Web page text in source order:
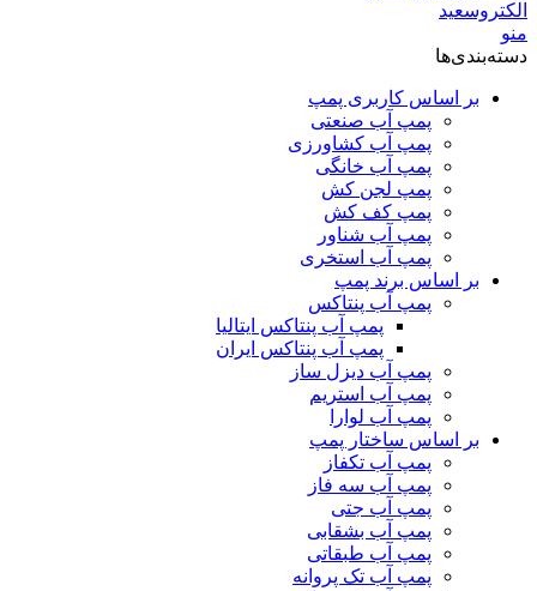
منو
دسته‌بندی‌ها
بر اساس کاربری پمپ
پمپ آب صنعتی
پمپ آب کشاورزی
پمپ آب خانگی
پمپ لجن کش
پمپ کف کش
پمپ آب شناور
پمپ آب استخری
بر اساس برند پمپ
پمپ آب پنتاکس
پمپ آب پنتاکس ایتالیا
پمپ آب پنتاکس ایران
پمپ آب دیزل ساز
پمپ آب استریم
پمپ آب لوارا
بر اساس ساختار پمپ
پمپ آب تکفاز
پمپ آب سه فاز
پمپ آب جتی
پمپ آب بشقابی
پمپ آب طبقاتی
پمپ آب تک پروانه